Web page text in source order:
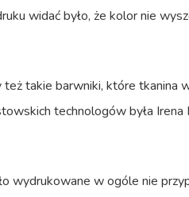
widać było, że kolor nie
takie barwniki, które tkanina
technologów była Irena
wydrukowane w ogóle nie